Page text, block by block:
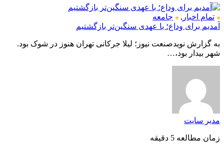
تمام اخبار ,
جامعه
آمدیم برای وداع؛ با عهدی سنگین‌تر بازگشتیم
به گزارش نویدصنعت نیوز؛ لیلا جرکانی تهران هنوز در شوک بود.
شهر بیدار بود،…
مدیر سایت
زمان مطالعه 5 دقیقه